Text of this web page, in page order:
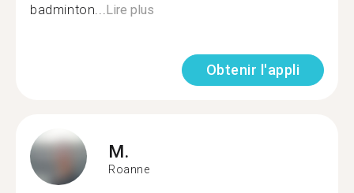
badminton...Lire plus
Obtenir l'appli
M.
Roanne